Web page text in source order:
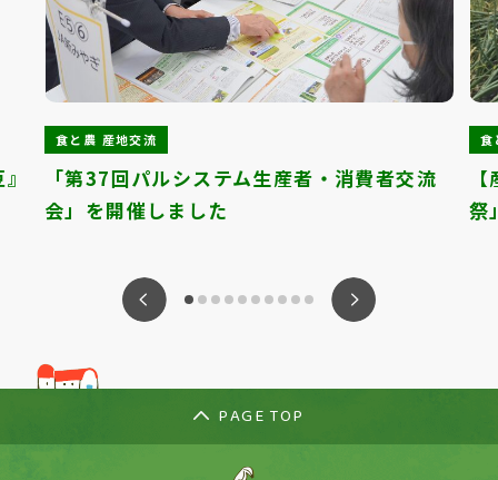
食と農 産地交流
「第37回パルシステム生産者・消費者交流
会」を開催しました
食
祭
PAGE TOP